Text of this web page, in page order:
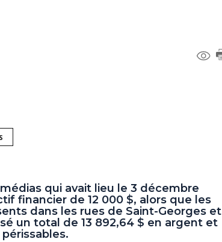
qui avait lieu le 3 décembre
financier de 12 000 $, alors que les
dans les rues de Saint-Georges et
un total de 13 892,64 $ en argent et